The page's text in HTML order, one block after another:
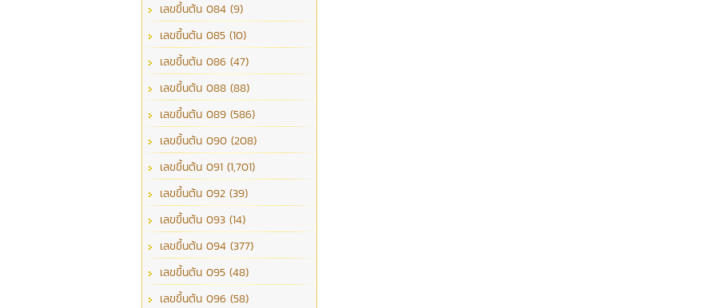
เลขขึ้นต้น 084 (9)
เลขขึ้นต้น 085 (10)
เลขขึ้นต้น 086 (47)
เลขขึ้นต้น 088 (88)
เลขขึ้นต้น 089 (586)
เลขขึ้นต้น 090 (208)
เลขขึ้นต้น 091 (1,701)
เลขขึ้นต้น 092 (39)
เลขขึ้นต้น 093 (14)
เลขขึ้นต้น 094 (377)
เลขขึ้นต้น 095 (48)
เลขขึ้นต้น 096 (58)